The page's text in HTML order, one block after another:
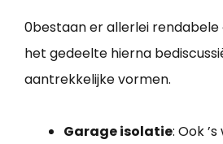
0bestaan er allerlei rendabele
het gedeelte hierna
aantrekkelijke vormen.
Garage isolatie: Ook